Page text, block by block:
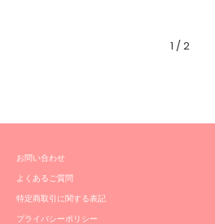
1 /2
お問い合わせ
よくあるご質問
特定商取引に関する表記
プライバシーポリシー